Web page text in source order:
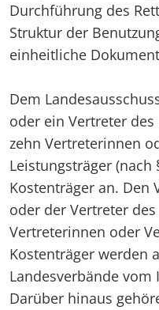
Durchführung des
Struktur der
einheitliche
Dem
oder ein Vertreter
zehn Vertreterinnen
Leistungsträger (nach
Kostenträger an. Den
oder der Vertreter
Vertreterinnen oder
Kostenträger werden
Landesverbände
Darüber hinaus